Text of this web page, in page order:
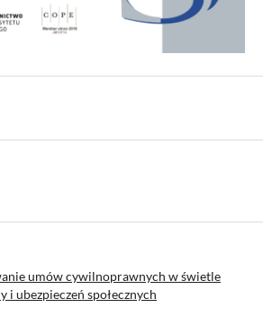
umów cywilnoprawnych w świetle
i ubezpieczeń społecznych